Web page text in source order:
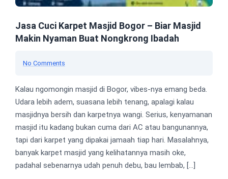
Jasa Cuci Karpet Masjid Bogor – Biar Masjid
Makin Nyaman Buat Nongkrong Ibadah
No Comments
Kalau ngomongin masjid di Bogor, vibes-nya emang beda.
Udara lebih adem, suasana lebih tenang, apalagi kalau
masjidnya bersih dan karpetnya wangi. Serius, kenyamanan
masjid itu kadang bukan cuma dari AC atau bangunannya,
tapi dari karpet yang dipakai jamaah tiap hari. Masalahnya,
banyak karpet masjid yang kelihatannya masih oke,
padahal sebenarnya udah penuh debu, bau lembab, […]